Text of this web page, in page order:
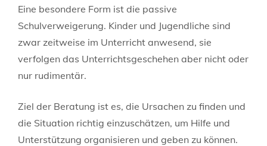
Eine besondere Form ist die passive
Schulverweigerung. Kinder und Jugendliche sind
zwar zeitweise im Unterricht anwesend, sie
verfolgen das Unterrichtsgeschehen aber nicht oder
nur rudimentär.
Ziel der Beratung ist es, die Ursachen zu finden und
die Situation richtig einzuschätzen, um Hilfe und
Unterstützung organisieren und geben zu können.